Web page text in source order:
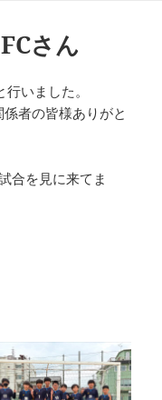
さん
いました。
者の皆様ありがと
合を見に来てま